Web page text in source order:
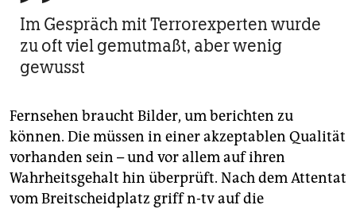
Im Gespräch mit Terrorexperten wurde
zu oft viel gemutmaßt, aber wenig
gewusst
Fernsehen braucht Bilder, um berichten zu
können. Die müssen in einer akzeptablen Qualität
vorhanden sein – und vor allem auf ihren
Wahrheitsgehalt hin überprüft. Nach dem Attentat
vom Breitscheidplatz griff n-tv auf die